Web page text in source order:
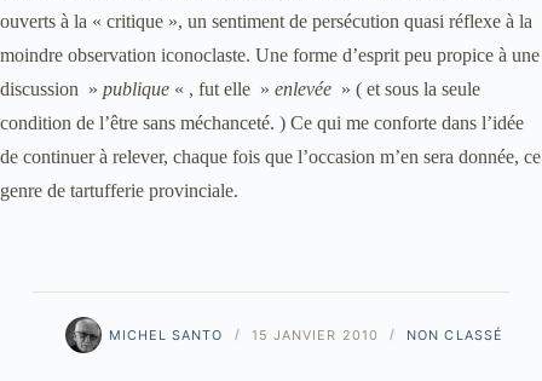
ouverts à la « critique », un sentiment de persécution quasi réflexe à la
moindre observation iconoclaste. Une forme d’esprit peu propice à une
discussion » publique « , fut elle » enlevée » ( et sous la seule
condition de l’être sans méchanceté. ) Ce qui me conforte dans l’idée
de continuer à relever, chaque fois que l’occasion m’en sera donnée, ce
genre de tartufferie provinciale.
MICHEL SANTO 15 JANVIER 2010 NON CLASSÉ